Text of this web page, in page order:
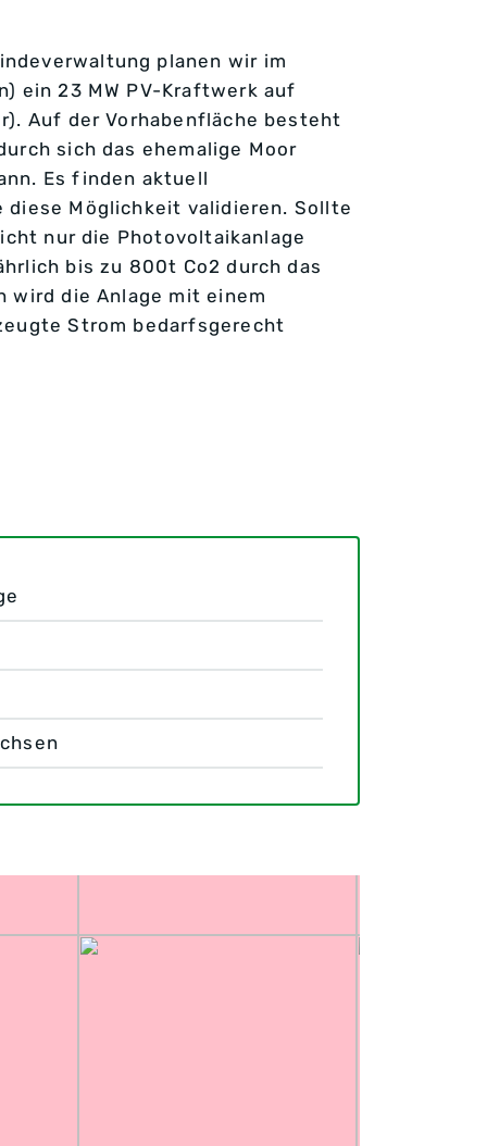
planen wir im
ein 23 MW PV-Kraftwerk auf
Auf der Vorhabenfläche besteht
sich das ehemalige Moor
Es finden aktuell
Möglichkeit validieren. Sollte
nur die Photovoltaikanlage
bis zu 800t Co2 durch das
wird die Anlage mit einem
Strom bedarfsgerecht